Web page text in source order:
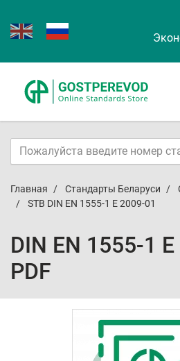
Главная Стандарты Беларуси
STB DIN EN 1555-1 E 2009-01
DIN EN 1555-1
PDF